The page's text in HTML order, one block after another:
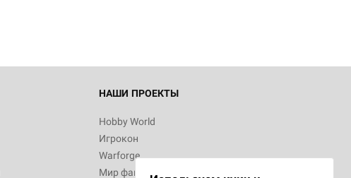
НАШИ ПРОЕКТЫ
Hobby World
Игрокон
Warforge
Мир фантастики